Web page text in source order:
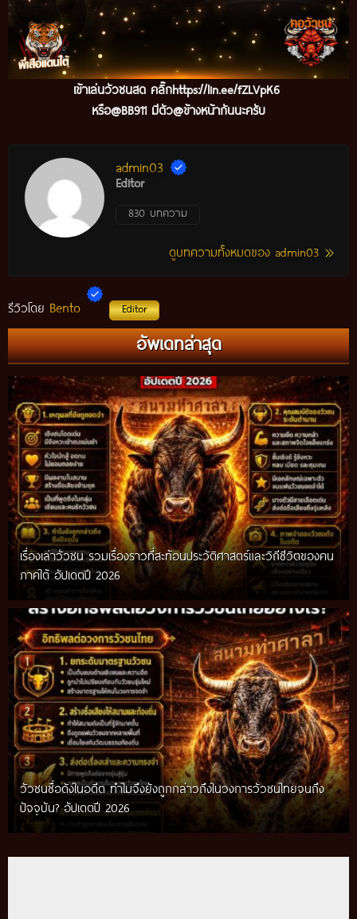
เข้าเล่นวัวชนสด คลิ๊กhttps://lin.ee/fZLVpK6
หรือ@BB911 มีตัว@ข้างหน้ากันนะครับ
admin03
Editor
830 บทความ
ดูบทความทั้งหมดของ admin03
รีวิวโดย Bento Editor
อัพเดทล่าสุด
เรื่องเล่าวัวชน รวมเรื่องราวที่สะท้อนประวัติศาสตร์และวิถีชีวิตของคน
ภาคใต้ อัปเดตปี 2026
วัวชนชื่อดังในอดีต ทำไมจึงยังถูกกล่าวถึงในวงการวัวชนไทยจนถึง
ปัจจุบัน? อัปเดตปี 2026
กติกาวัวชนสมัยก่อน วิถีการแข่งขันดั้งเดิมที่สืบทอดผ่านภูมิปัญญา
ท้องถิ่น อัปเดตปี 2026